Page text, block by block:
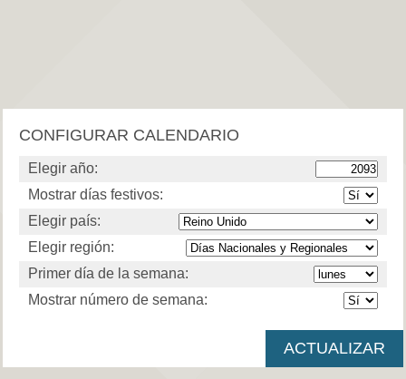
CONFIGURAR CALENDARIO
Elegir año:
Mostrar días festivos:
Elegir país:
Elegir región:
Primer día de la semana:
Mostrar número de semana: